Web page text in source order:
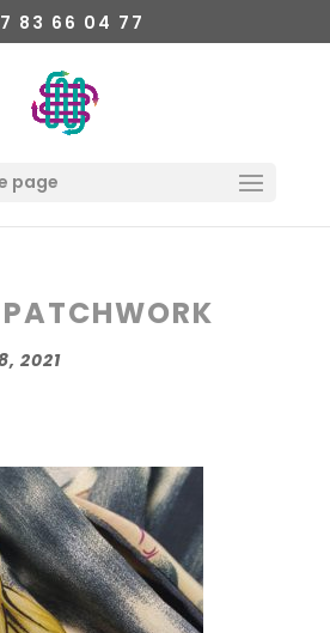
83 66 04 77
page
2021